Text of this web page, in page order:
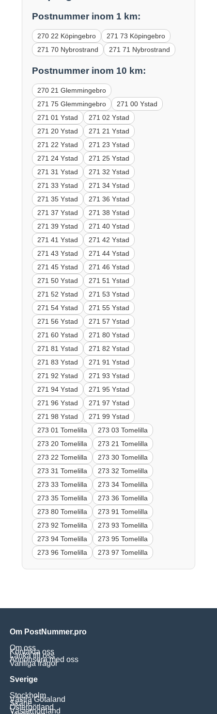
Postnummer inom 1 km:
270 22 Köpingebro
271 73 Köpingebro
271 70 Nybrostrand
271 71 Nybrostrand
Postnummer inom 10 km:
270 21 Glemmingebro
271 75 Glemmingebro
271 00 Ystad
271 01 Ystad
271 02 Ystad
271 20 Ystad
271 21 Ystad
271 22 Ystad
271 23 Ystad
271 24 Ystad
271 25 Ystad
271 31 Ystad
271 32 Ystad
271 33 Ystad
271 34 Ystad
271 35 Ystad
271 36 Ystad
271 37 Ystad
271 38 Ystad
271 39 Ystad
271 40 Ystad
271 41 Ystad
271 42 Ystad
271 43 Ystad
271 44 Ystad
271 45 Ystad
271 46 Ystad
271 50 Ystad
271 51 Ystad
271 52 Ystad
271 53 Ystad
271 54 Ystad
271 55 Ystad
271 56 Ystad
271 57 Ystad
271 60 Ystad
271 80 Ystad
271 81 Ystad
271 82 Ystad
271 83 Ystad
271 91 Ystad
271 92 Ystad
271 93 Ystad
271 94 Ystad
271 95 Ystad
271 96 Ystad
271 97 Ystad
271 98 Ystad
271 99 Ystad
273 01 Tomelilla
273 03 Tomelilla
273 20 Tomelilla
273 21 Tomelilla
273 22 Tomelilla
273 30 Tomelilla
273 31 Tomelilla
273 32 Tomelilla
273 33 Tomelilla
273 34 Tomelilla
273 35 Tomelilla
273 36 Tomelilla
273 80 Tomelilla
273 91 Tomelilla
273 92 Tomelilla
273 93 Tomelilla
273 94 Tomelilla
273 95 Tomelilla
273 96 Tomelilla
273 97 Tomelilla
Om PostNummer.pro
Om oss
Kontakta oss
Länka till oss
Annonsera med oss
Vanliga frågor
Sverige
Stockholm
Västra Götaland
Skåne
Östergötland
Västernorrland